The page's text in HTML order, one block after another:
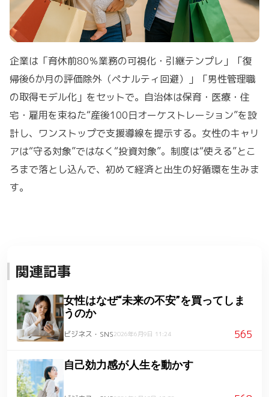
企業は「育休前80％業務の可視化・引継テンプレ」「復
帰後6か月の評価除外（ペナルティ回避）」「男性管理職
の取得モデル化」をセットで。自治体は保育・医療・住
宅・雇用を束ねた“産後100日オーケストレーション”を設
計し、ワンストップで支援導線を提示する。女性のキャリ
アは“守る対象”ではなく“投資対象”。制度は“使える”とこ
ろまで落とし込んで、初めて経済と出生の好循環を生みま
す。
関連記事
女性はなぜ“未来の不安”を買ってしま
うのか
ビジネス・SNS2026年6月9日 11:24 565
自己効力感が人生を動かす